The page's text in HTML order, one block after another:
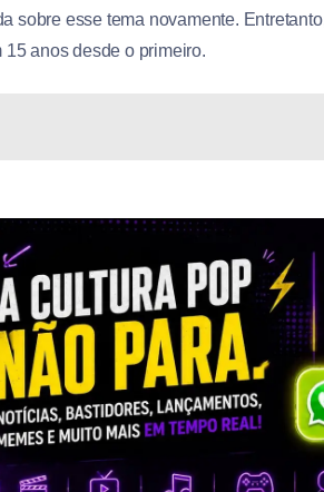
sobre esse tema novamente.
anos desde o primeiro.